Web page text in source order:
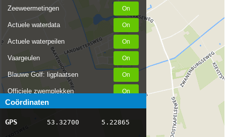
Zeeweermetingen
Actuele waterdata
Actuele waterpeilen
Vaargeulen
Blauwe Golf: ligplaatsen
Officiele zwemplekken
Stremmingen/hinder
AIS scheepsposities
Coördinaten
GPS 53.32700 5.22865